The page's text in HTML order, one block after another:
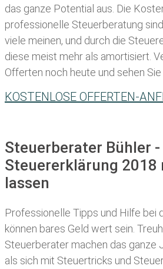
das ganze Potential aus. Die
professionelle Steuerberatung
viele meinen, und durch die
diese meist mehr als amortisiert.
Offerten noch heute und sehen
KOSTENLOSE OFFERTEN-
Steuerberater Bühler -
Steuererklärung 2018
lassen
Professionelle Tipps und Hilfe bei
können bares Geld wert sein.
Steuerberater machen das ganze
als sich mit Steuertricks und